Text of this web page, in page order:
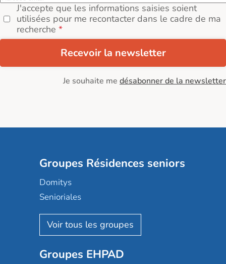
J'accepte que les informations saisies soient
utilisées pour me recontacter dans le cadre de ma
recherche
Recevoir la newsletter
Je souhaite me désabonner de la newsletter
Groupes Résidences seniors
Domitys
Senioriales
Nohée
Les Résidentiels
Mobicap
Groupes EHPAD